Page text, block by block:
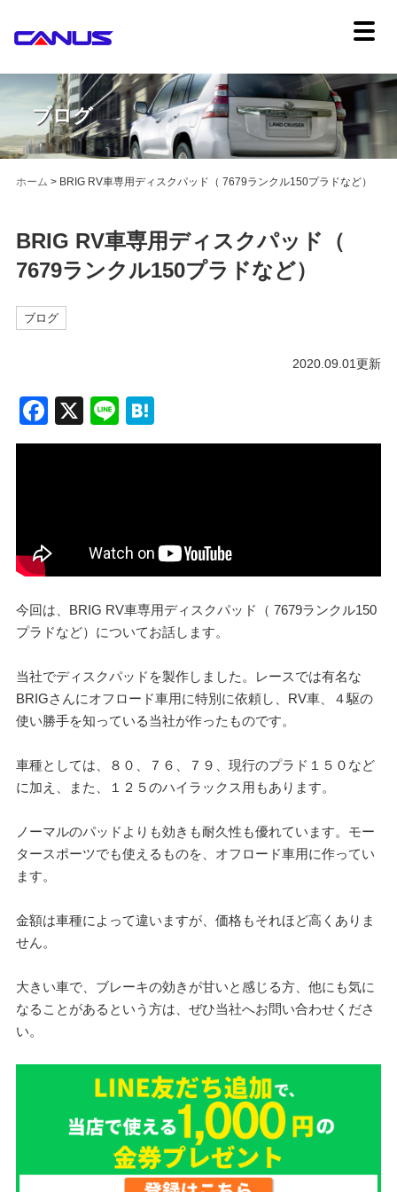
ブログ
ホーム > BRIG RV車専用ディスクパッド（ 7679ランクル150プラドなど）
BRIG RV車専用ディスクパッド（
7679ランクル150プラドなど）
ブログ
2020.09.01更新
F
a
o
o
k
X
Li
n
at
今回は、BRIG RV車専用ディスクパッド（ 7679ランクル150
プラドなど）についてお話します。
当社でディスクパッドを製作しました。レースでは有名な
BRIGさんにオフロード車用に特別に依頼し、RV車、４駆の
使い勝手を知っている当社が作ったものです。
車種としては、８０、７６、７９、現行のプラド１５０など
に加え、また、１２５のハイラックス用もあります。
ノーマルのパッドよりも効きも耐久性も優れています。モー
タースポーツでも使えるものを、オフロード車用に作ってい
ます。
金額は車種によって違いますが、価格もそれほど高くありま
せん。
大きい車で、ブレーキの効きが甘いと感じる方、他にも気に
なることがあるという方は、ぜひ当社へお問い合わせくださ
い。